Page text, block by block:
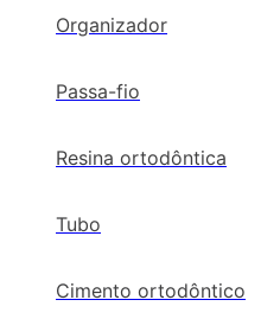
Organizador
Passa-fio
Resina ortodôntica
Tubo
Cimento ortodôntico